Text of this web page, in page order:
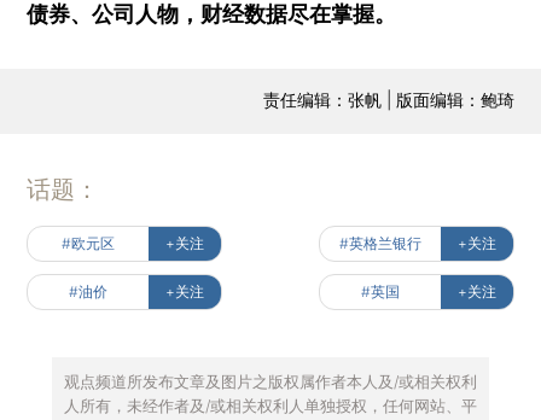
债券、公司人物，财经数据尽在掌握。
责任编辑：张帆 | 版面编辑：鲍琦
话题：
#欧元区 +关注 #英格兰银行 +关注
#油价 +关注 #英国 +关注
观点频道所发布文章及图片之版权属作者本人及/或相关权利
人所有，未经作者及/或相关权利人单独授权，任何网站、平